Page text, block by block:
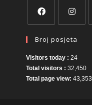
Broj posjeta
Visitors today : 24
Total visitors : 32,450
Total page view: 43,353